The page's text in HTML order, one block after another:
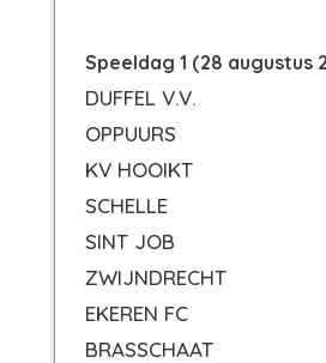
Speeldag 1 (28 augustus
DUFFEL V.V.
OPPUURS
KV HOOIKT
SCHELLE
SINT JOB
ZWIJNDRECHT
EKEREN FC
BRASSCHAAT